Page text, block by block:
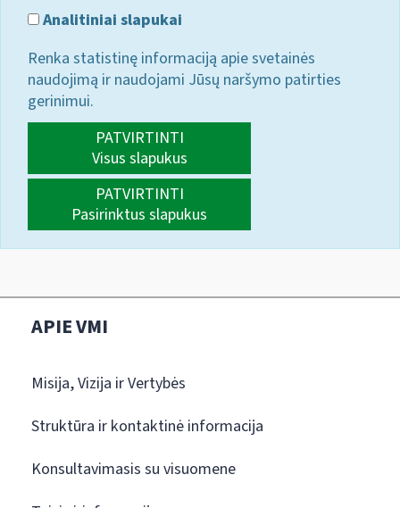
Analitiniai slapukai
Renka statistinę informaciją apie svetainės
naudojimą ir naudojami Jūsų naršymo patirties
gerinimui.
PATVIRTINTI
Visus slapukus
PATVIRTINTI
Pasirinktus slapukus
APIE VMI
Misija, Vizija ir Vertybės
Struktūra ir kontaktinė informacija
Konsultavimasis su visuomene